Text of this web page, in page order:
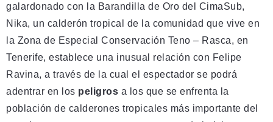
galardonado con la Barandilla de Oro del CimaSub,
Nika, un calderón tropical de la comunidad que vive en
la Zona de Especial Conservación Teno – Rasca, en
Tenerife, establece una inusual relación con Felipe
Ravina, a través de la cual el espectador se podrá
adentrar en los peligros a los que se enfrenta la
población de calderones tropicales más importante del